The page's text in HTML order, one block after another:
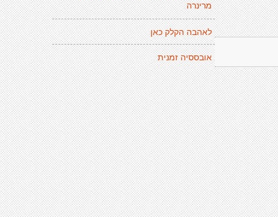
מרינרה
לאהבה הקלק כאן
אובססיה זמנית